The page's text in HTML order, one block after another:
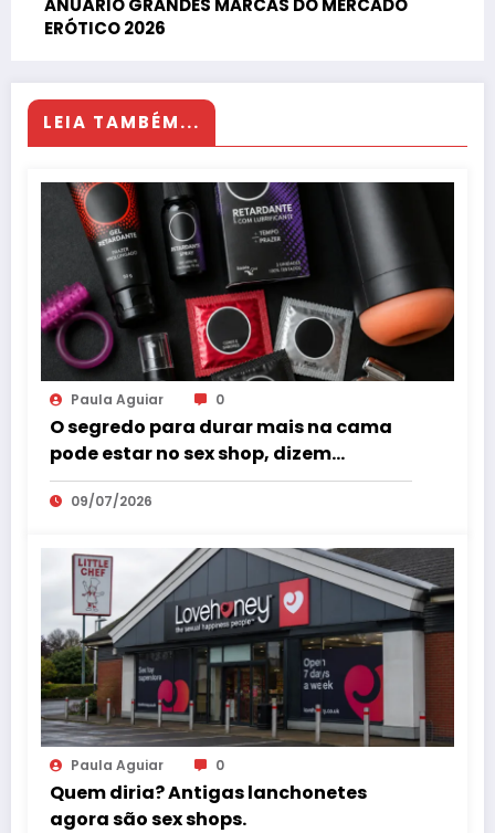
ANUÁRIO GRANDES MARCAS DO MERCADO
ERÓTICO 2026
LEIA TAMBÉM...
Paula Aguiar 0
O segredo para durar mais na cama
pode estar no sex shop, dizem
especialistas em saúde sexual
09/07/2026
Paula Aguiar 0
Quem diria? Antigas lanchonetes
agora são sex shops.